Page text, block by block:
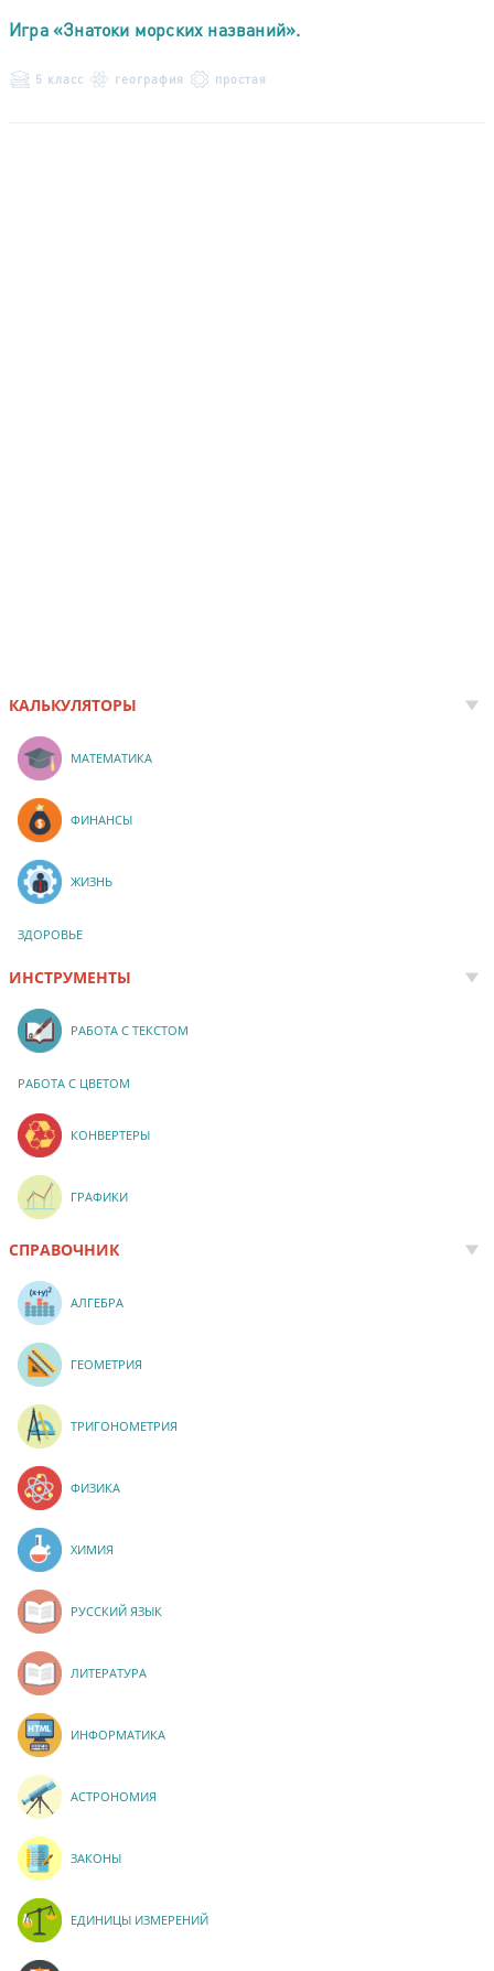
Игра «Знатоки морских названий».
5 класс география простая
КАЛЬКУЛЯТОРЫ
МАТЕМАТИКА
ФИНАНСЫ
ЖИЗНЬ
ЗДОРОВЬЕ
ИНСТРУМЕНТЫ
РАБОТА С ТЕКСТОМ
РАБОТА С ЦВЕТОМ
КОНВЕРТЕРЫ
ГРАФИКИ
СПРАВОЧНИК
АЛГЕБРА
ГЕОМЕТРИЯ
ТРИГОНОМЕТРИЯ
ФИЗИКА
ХИМИЯ
РУССКИЙ ЯЗЫК
ЛИТЕРАТУРА
ИНФОРМАТИКА
АСТРОНОМИЯ
ЗАКОНЫ
ЕДИНИЦЫ ИЗМЕРЕНИЙ